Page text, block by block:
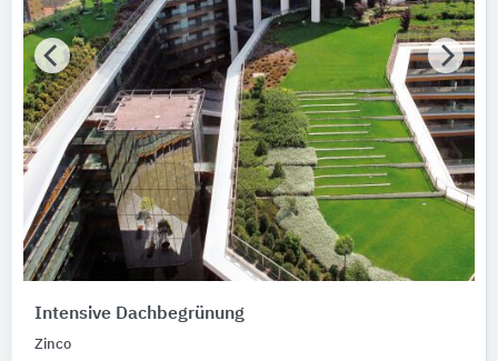
Intensive Dachbegrünung
Zinco